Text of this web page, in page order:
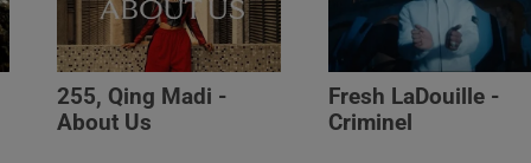
255, Qing Madi -
About Us
Fresh LaDouille -
Criminel